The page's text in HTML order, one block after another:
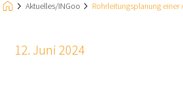
Aktuelles/INGoo Rohrleitungsplanung einer
12. Juni 2024